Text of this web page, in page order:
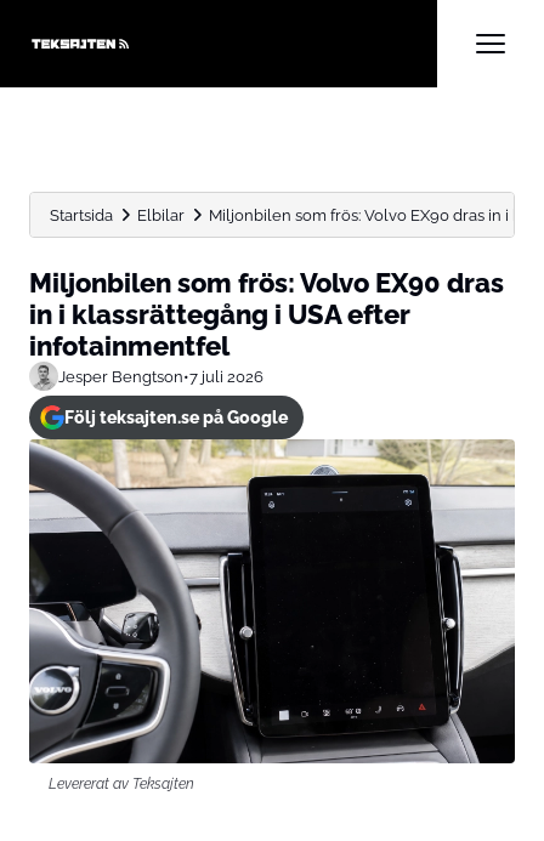
Startsida Elbilar Miljonbilen som frös: Volvo EX90 dras in i
Miljonbilen som frös: Volvo EX90 dras
in i klassrättegång i USA efter
infotainmentfel
Jesper Bengtson•7 juli 2026
Följ teksajten.se på Google
Levererat av Teksajten